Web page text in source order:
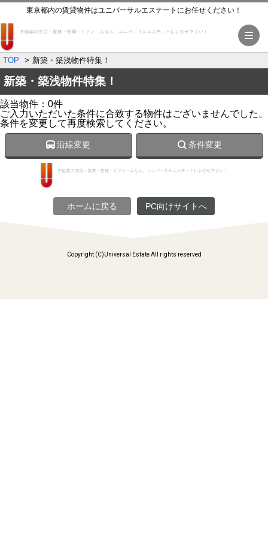
東京都内の賃貸物件はユニバーサルエステートにお任せください！
TOP 新築・築浅物件特集！
新築・築浅物件特集！
該当物件：0件
ご入力いただいた条件に合致する物件はございませんでした。
条件を変更して再度検索してください。
沿線変更 条件変更
ホームに戻る PC向けサイトへ
Copyright (C)Universal Estate All rights reserved